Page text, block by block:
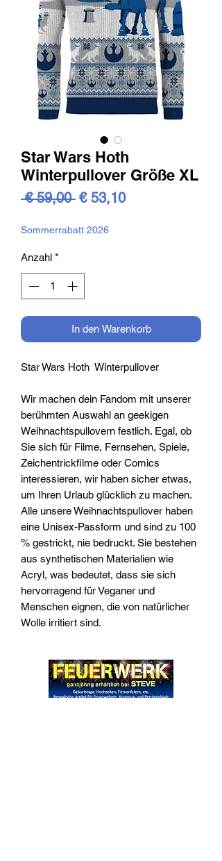
Star Wars Hoth
Winterpullover Größe XL
€ 59,00 Standardpreis
€ 53,10Sale-
Sommerrabatt 2026
Anzahl *
In den Warenkorb
Star Wars Hoth Winterpullover
Wir machen dein Fandom mit unserer
berühmten Auswahl an geekigen
Weihnachtspullovern festlich. Egal, ob
Sie sich für Filme, Fernsehen, Spiele,
Zeichentrickfilme oder Comics
interessieren, wir haben sicher etwas,
um Ihren Urlaub glücklich zu machen.
Alle unsere Weihnachtspullover haben
eine Unisex-Passform und sind zu 100
% gestrickt, nie bedruckt. Sie bestehen
aus synthetischen Materialien wie
Acryl, was bedeutet, dass sie sich
hervorragend für Veganer und
Menschen eignen, die von natürlicher
Wolle irritiert sind.